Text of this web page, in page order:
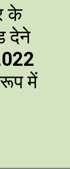
के
देने
रूप में